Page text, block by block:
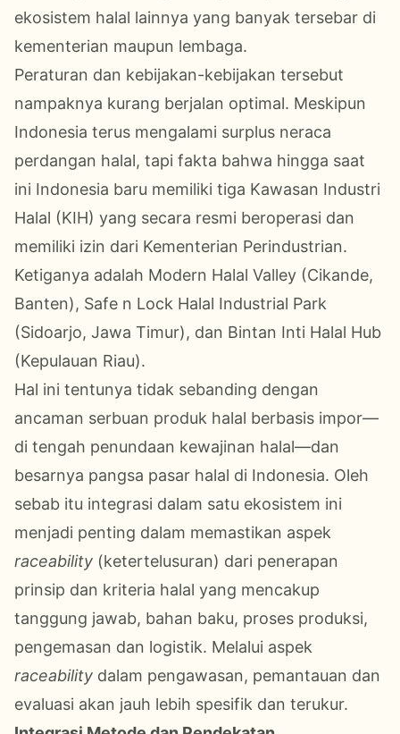
ekosistem halal lainnya yang banyak tersebar di
kementerian maupun lembaga.
Peraturan dan kebijakan-kebijakan tersebut
nampaknya kurang berjalan optimal. Meskipun
Indonesia terus mengalami surplus neraca
perdangan halal, tapi fakta bahwa hingga saat
ini Indonesia baru memiliki tiga Kawasan Industri
Halal (KIH) yang secara resmi beroperasi dan
memiliki izin dari Kementerian Perindustrian.
Ketiganya adalah Modern Halal Valley (Cikande,
Banten), Safe n Lock Halal Industrial Park
(Sidoarjo, Jawa Timur), dan Bintan Inti Halal Hub
(Kepulauan Riau).
Hal ini tentunya tidak sebanding dengan
ancaman serbuan produk halal berbasis impor—
di tengah penundaan kewajinan halal—dan
besarnya pangsa pasar halal di Indonesia. Oleh
sebab itu integrasi dalam satu ekosistem ini
menjadi penting dalam memastikan aspek
raceability (ketertelusuran) dari penerapan
prinsip dan kriteria halal yang mencakup
tanggung jawab, bahan baku, proses produksi,
pengemasan dan logistik. Melalui aspek
raceability dalam pengawasan, pemantauan dan
evaluasi akan jauh lebih spesifik dan terukur.